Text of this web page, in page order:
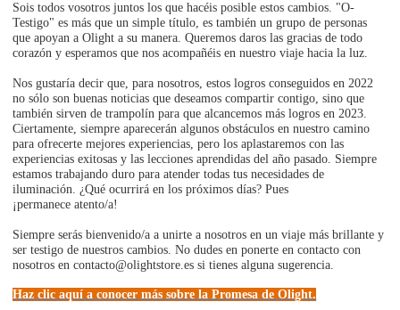
Sois todos vosotros juntos los que hacéis posible estos cambios. "O-
Testigo" es más que un simple título, es también un grupo de personas
que apoyan a Olight a su manera. Queremos daros las gracias de todo
corazón y esperamos que nos acompañéis en nuestro viaje hacia la luz.
Nos gustaría decir que, para nosotros, estos logros conseguidos en 2022
no sólo son buenas noticias que deseamos compartir contigo, sino que
también sirven de trampolín para que alcancemos más logros en 2023.
Ciertamente, siempre aparecerán algunos obstáculos en nuestro camino
para ofrecerte mejores experiencias, pero los aplastaremos con las
experiencias exitosas y las lecciones aprendidas del año pasado. Siempre
estamos trabajando duro para atender todas tus necesidades de
iluminación. ¿Qué ocurrirá en los próximos días? Pues
¡permanece atento/a!
Siempre serás bienvenido/a a unirte a nosotros en un viaje más brillante y
ser testigo de nuestros cambios. No dudes en ponerte en contacto con
nosotros en contacto@olightstore.es si tienes alguna sugerencia.
Haz clic aquí a conocer más sobre la Promesa de Olight.